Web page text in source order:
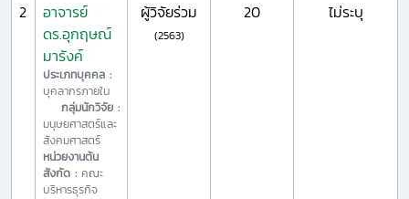
2
อาจารย์
ดร.อุกฤษณ์
มารังค์
ประเภทบุคคล :
บุคลากรภายใน
กลุ่มนักวิจัย :
มนุษยศาสตร์และ
สังคมศาสตร์
หน่วยงานต้น
สังกัด : คณะ
บริหารธุรกิจ
ผู้วิจัยร่วม
(2563)
20 ไม่ระบุ